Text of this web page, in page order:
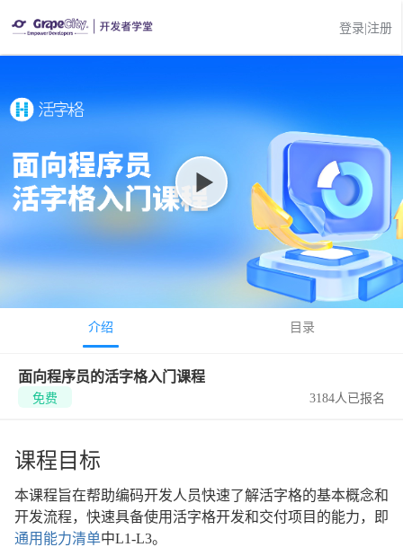
登录|注册
介绍 目录
面向程序员的活字格入门课程
免费 3184人已报名
课程目标
本课程旨在帮助编码开发人员快速了解活字格的基本概念和
开发流程，快速具备使用活字格开发和交付项目的能力，即
通用能力清单中L1-L3。